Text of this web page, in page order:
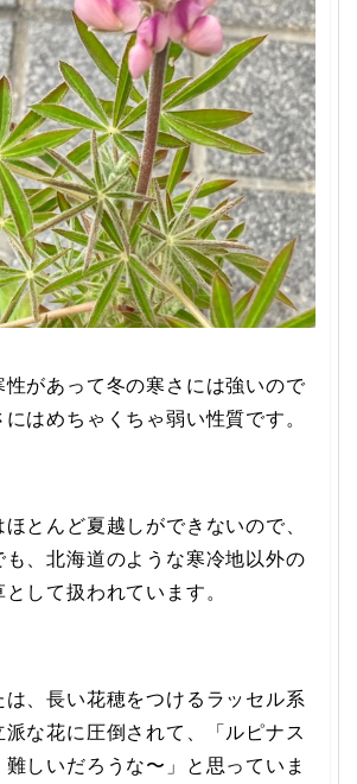
性があって冬の寒さには強いので
はめちゃくちゃ弱い性質です。
とんど夏越しができないので、
も、北海道のような寒冷地以外の
して扱われています。
は、長い花穂をつけるラッセル系
な花に圧倒されて、「ルピナス
難しいだろうな〜」と思っていま